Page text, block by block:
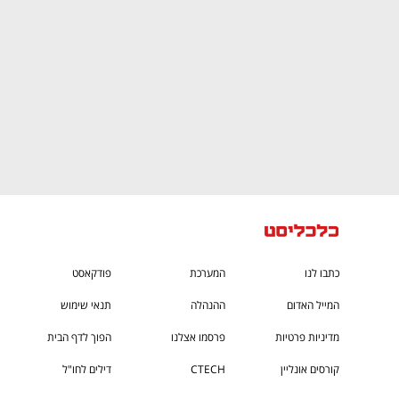
כתבו לנו המערכת פודקאסט
המייל האדום ההנהלה תנאי שימוש
מדיניות פרטיות פרסמו אצלנו הפוך לדף הבית
קורסים אונליין CTECH דילים לחו"ל